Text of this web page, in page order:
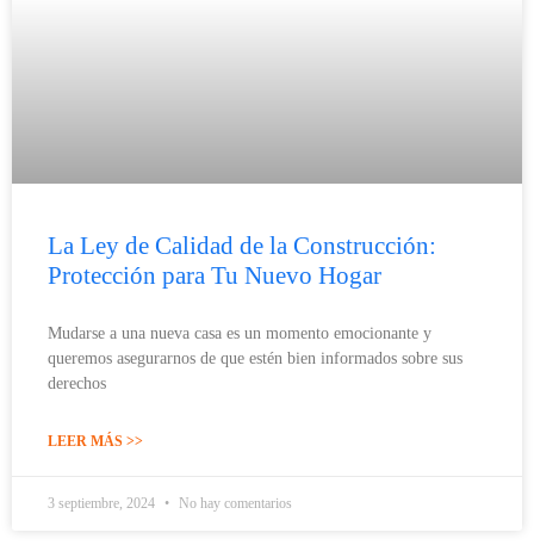
La Ley de Calidad de la Construcción:
Protección para Tu Nuevo Hogar
Mudarse a una nueva casa es un momento emocionante y
queremos asegurarnos de que estén bien informados sobre sus
derechos
LEER MÁS >>
3 septiembre, 2024 No hay comentarios